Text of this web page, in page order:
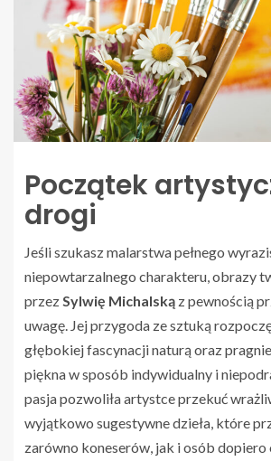
Początek
drogi
Jeśli szukasz malarstwa pełnego
niepowtarzalnego charakteru, obrazy
przezSylwię Michalską z pewnością
uwagę. Jej przygoda ze sztuką
głębokiej fascynacji naturą oraz
piękna w sposób indywidualny i
pasja pozwoliła artystce przekuć
wyjątkowo sugestywne dzieła, które
zarówno koneserów, jak i osób